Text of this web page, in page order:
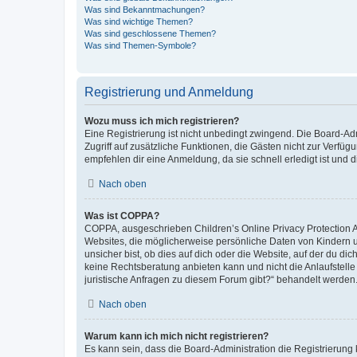
Was sind Bekanntmachungen?
Was sind wichtige Themen?
Was sind geschlossene Themen?
Was sind Themen-Symbole?
Registrierung und Anmeldung
Wozu muss ich mich registrieren?
Eine Registrierung ist nicht unbedingt zwingend. Die Board-
Zugriff auf zusätzliche Funktionen, die Gästen nicht zur
empfehlen dir eine Anmeldung, da sie schnell erledigt ist und
Nach oben
Was ist COPPA?
COPPA, ausgeschrieben Children’s Online Privacy
Websites, die möglicherweise persönliche Daten von
unsicher bist, ob dies auf dich oder die Website, auf der du
keine Rechtsberatung anbieten kann und nicht die
juristische Anfragen zu diesem Forum gibt?“ behandelt werden.
Nach oben
Warum kann ich mich nicht registrieren?
Es kann sein, dass die Board-Administration die